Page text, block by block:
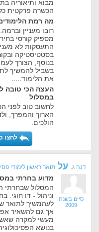
מבוא ותיאוריה
הכשרה פרקטית
מה רמת
רובו מעניין
מספיק קורסי
התעסקות לא
בסטטיסטיקה
בנוסף, הצורך
את הלימוד.....
העצה הכי טובה
במסלול
לחשוב טוב לפני
הארוך והמפרך,
הולכים.
לחצו
דנה ג. על תואר ראשון לימודי
סיים בשנת
2009
מדוע בחרתי
המסלול שבחרתי
וניהול - דו חוגי.
לעהמשיך לתואר
אך גם להשאיר
מעשי למקרה
בנושא